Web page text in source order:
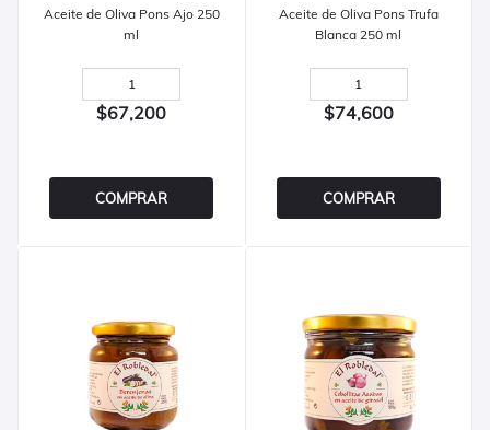
Aceite de Oliva Pons Ajo 250
ml
$67,200
COMPRAR
Aceite de Oliva Pons Trufa
Blanca 250 ml
$74,600
COMPRAR